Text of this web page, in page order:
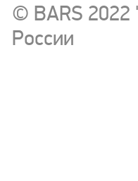
© BARS
России